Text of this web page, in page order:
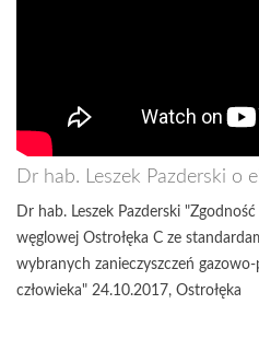
Dr hab. Leszek Pazderski o
Dr hab. Leszek Pazderski
węglowej Ostrołęka C ze
wybranych zanieczyszczeń
człowieka" 24.10.2017, Ostrołęka